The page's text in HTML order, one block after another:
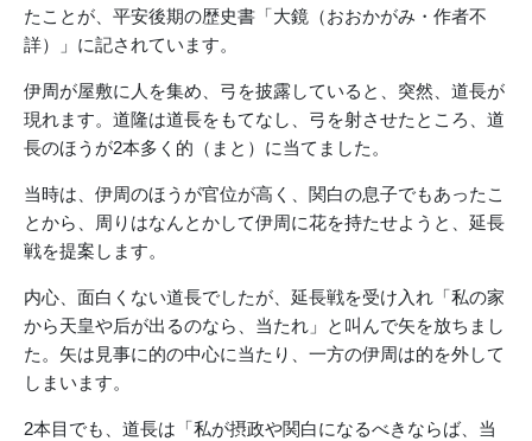
たことが、平安後期の歴史書「大鏡（おおかがみ・作者不
詳）」に記されています。
伊周が屋敷に人を集め、弓を披露していると、突然、道長が
現れます。道隆は道長をもてなし、弓を射させたところ、道
長のほうが2本多く的（まと）に当てました。
当時は、伊周のほうが官位が高く、関白の息子でもあったこ
とから、周りはなんとかして伊周に花を持たせようと、延長
戦を提案します。
内心、面白くない道長でしたが、延長戦を受け入れ「私の家
から天皇や后が出るのなら、当たれ」と叫んで矢を放ちまし
た。矢は見事に的の中心に当たり、一方の伊周は的を外して
しまいます。
2本目でも、道長は「私が摂政や関白になるべきならば、当